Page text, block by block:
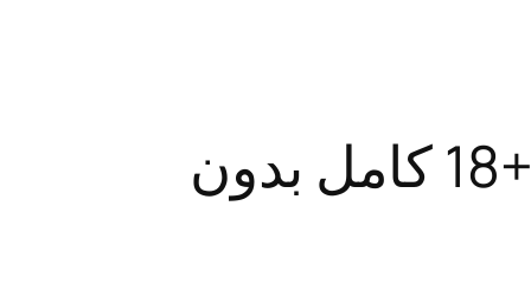
“سااااخن” فيديو الوحش التونسي مع شيلبي +18 كامل بدون